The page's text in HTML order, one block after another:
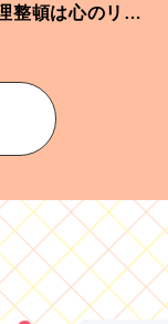
整頓は心のリズ